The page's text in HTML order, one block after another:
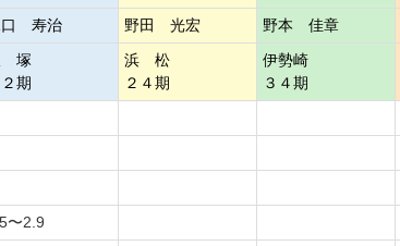
口 寿治 野田 光宏 野本 佳章
塚
２期
浜 松
２４期
伊勢崎
３４期
〜2.9